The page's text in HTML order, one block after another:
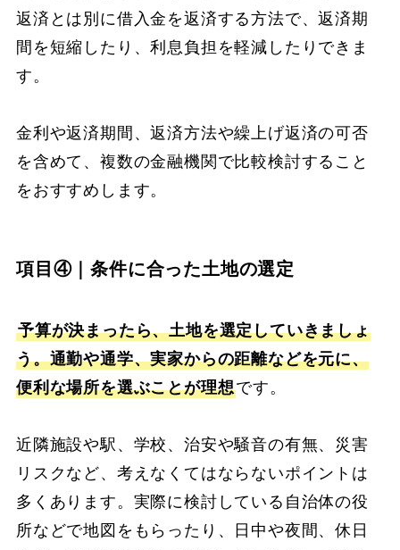
返済とは別に借入金を返済する方法で、返済期
間を短縮したり、利息負担を軽減したりできま
す。
金利や返済期間、返済方法や繰上げ返済の可否
を含めて、複数の金融機関で比較検討すること
をおすすめします。
項目④｜条件に合った土地の選定
予算が決まったら、土地を選定していきましょ
う。通勤や通学、実家からの距離などを元に、
便利な場所を選ぶことが理想です。
近隣施設や駅、学校、治安や騒音の有無、災害
リスクなど、考えなくてはならないポイントは
多くあります。実際に検討している自治体の役
所などで地図をもらったり、日中や夜間、休日